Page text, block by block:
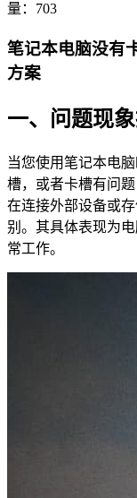
量：703
笔记本电脑没有
方案
一、问题现
当您使用笔记本电
槽，或者卡槽有问
在连接外部设备或
别。其具体表现为
常工作。